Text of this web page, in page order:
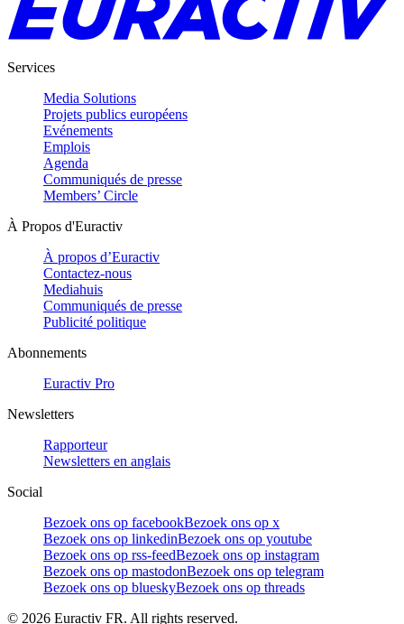
Services
Media Solutions
Projets publics européens
Evénements
Emplois
Agenda
Communiqués de presse
Members’ Circle
À Propos d'Euractiv
À propos d’Euractiv
Contactez-nous
Mediahuis
Communiqués de presse
Publicité politique
Abonnements
Euractiv Pro
Newsletters
Rapporteur
Newsletters en anglais
Social
Bezoek ons op facebookBezoek ons op x
Bezoek ons op linkedinBezoek ons op youtube
Bezoek ons op rss-feedBezoek ons op instagram
Bezoek ons op mastodonBezoek ons op telegram
Bezoek ons op blueskyBezoek ons op threads
© 2026 Euractiv FR. All rights reserved.